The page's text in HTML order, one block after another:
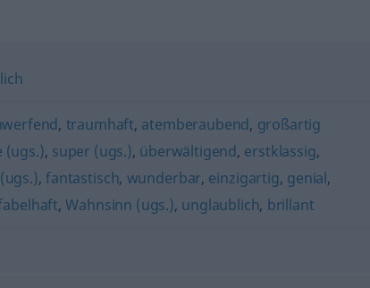
, traumhaft, atemberaubend, großartig
(ugs.), super (ugs.), überwältigend, erstklassig,
,fantastisch, wunderbar, einzigartig, genial,
,Wahnsinn (ugs.), unglaublich, brillant